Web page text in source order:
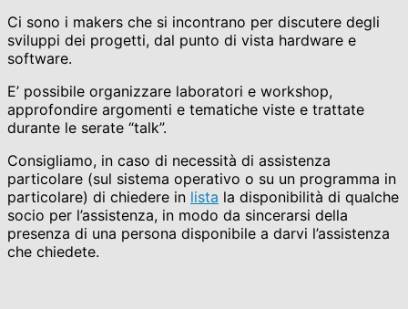
Ci sono i makers che si incontrano per discutere degli
sviluppi dei progetti, dal punto di vista hardware e
software.
E’ possibile organizzare laboratori e workshop,
approfondire argomenti e tematiche viste e trattate
durante le serate “talk”.
Consigliamo, in caso di necessità di assistenza
particolare (sul sistema operativo o su un programma in
particolare) di chiedere in lista la disponibilità di qualche
socio per l’assistenza, in modo da sincerarsi della
presenza di una persona disponibile a darvi l’assistenza
che chiedete.